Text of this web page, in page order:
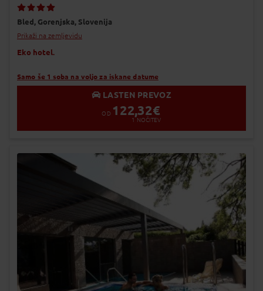
Bled, Gorenjska, Slovenija
Prikaži na zemljevidu
Eko hotel.
Samo še 1 soba na voljo za iskane datume
LASTEN PREVOZ
OD 122,32€
1 NOČITEV